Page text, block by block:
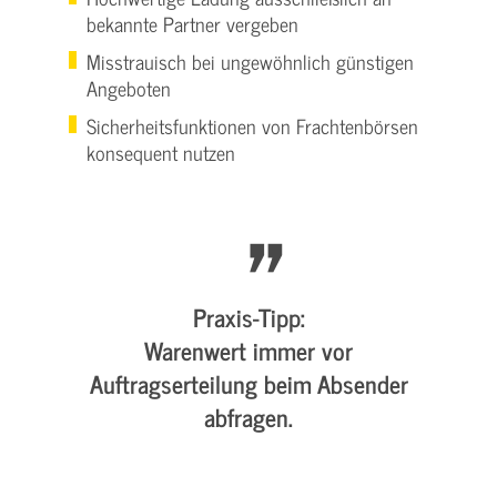
bekannte Partner vergeben
Misstrauisch bei ungewöhnlich günstigen
Angeboten
Sicherheitsfunktionen von Frachtenbörsen
konsequent nutzen
Praxis-Tipp:
Warenwert immer vor
Auftragserteilung beim Absender
abfragen.